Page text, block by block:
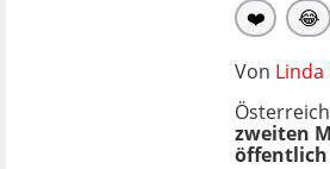
❤️ 😂
Von Linda
zweiten
öffentlich